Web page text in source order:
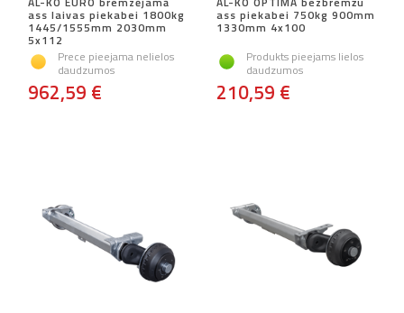
ass laivas piekabei 1800kg
1445/1555mm 2030mm
5x112
Prece pieejama nelielos
daudzumos
962,59 €
ass piekabei 750kg 900mm
1330mm 4x100
Produkts pieejams lielos
daudzumos
210,59 €